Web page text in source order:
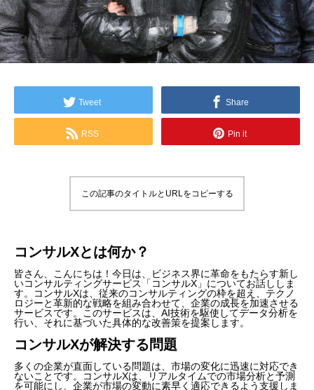
Tweet Share
RSS Pin it
この記事のタイトルとURLをコピーする
コンサルXとは何か？
皆さん、こんにちは！今日は、ビジネス界に革命をもたらす新し
いコンサルティングサービス「コンサルX」についてお話ししま
す。コンサルXは、従来のコンサルティングの枠を超え、テクノ
ロジーと革新的な戦略を組み合わせて、企業の成長を加速させる
サービスです。このサービスは、AI技術を駆使してデータ分析を
行い、それに基づいた具体的な改善策を提案します。
コンサルXが解決する問題
多くの企業が直面している問題は、市場の変化に迅速に対応でき
ないことです。コンサルXは、リアルタイムでの市場分析と予測
を可能にし、企業が市場の変動に素早く適応できるよう支援しま